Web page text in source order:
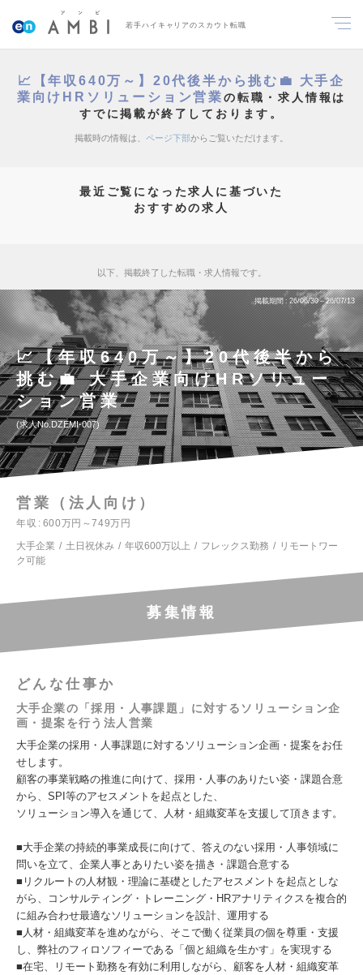
若手ハイキャリアのスカウト転職
📈【年収640万～】20代後半から挑む💼 大手企
業向けHRソリューション営業の転職・求人情報は
すでに掲載が終了しております。
掲載時の情報は、 ページ下部からご覧いただけます。
最近ご覧になった求人に基づいた
おすすめの求人
以下、掲載終了した転職・求人情報です。
掲載期間 26/06/30～26/07/13
📈【年収640万～】20代後半から
挑む💼 大手企業向けHRソリュー
ション営業
求人No.DZEMI-007
営業（法人向け）
年収
600万円～749万円
大手企業
土日祝休み 年収600万以上 フレックス勤務
リモートワー
ク可能
募集情報
どんな仕事か
大手企業の「採用・人事課題」に対するソリューション企
画・提案を行う法人営業
大手企業の採用・人事課題に対するソリューション企画・提案をお任
せします。
顧客の事業戦略の推進に向けて、採用・人事のありたい姿・課題合意
から、SPI等のアセスメントを起点とした、
ソリューション導入を通じて、人材・組織変革を支援して頂きます。
■大手企業の持続的事業成長に向けて、答えのない採用・人事領域に
問いを立て、企業人事とありたい姿を描き・課題合意する
■リクルートの人材観・理論に基礎としたアセスメントを起点としな
がら、コンサルティング・トレーニング・HRアナリティクスを複合的
に組み合わせ最適なソリューションを設計、運用する
■人材・組織変革を進めながら、そこで働く従業員の個を尊重・支援
し、弊社のフィロソフィーである「個と組織を生かす」を実現する
■在宅、リモート勤務を有効に利用しながら、顧客を人材・組織変革